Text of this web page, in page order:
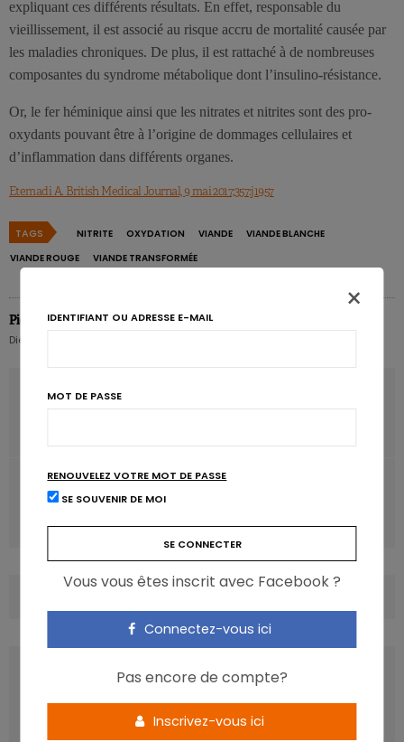
expliquant ces différents résultats. En effet, responsable du
vieillissement, il est associé au risque accru de mortalité causée par
les maladies chroniques. De plus, il est rattaché à de nombreuses
composantes du syndrome métabolique dont l’insulino-résistance.
Or, le fer héminique ainsi que les nitrates et nitrites sont des pro-
oxydants pouvant être à l’origine de dommages cellulaires et
d’inflammation dans différents organes.
Etemadi A. British Medical Journal, 9 mai 2017;357:j1957
TAGS NITRITE OXYDATION VIANDE
VIANDE BLANCHE
VIANDE ROUGE
VIANDE TRANSFORMÉE
Pierre Pérochon
Diététicien nutritionniste hospitalier
La pause de midi chez l’enfant, une question de
ARTICLE SUIVANT
Consommation modérée d'alcool: pas de bénéfice pour
le cœur
×
IDENTIFIANT OU ADRESSE E-MAIL
MOT DE PASSE
RENOUVELEZ VOTRE MOT DE PASSE
SE SOUVENIR DE MOI
Vous vous êtes inscrit avec Facebook ?
Connectez-vous ici
Pas encore de compte?
Inscrivez-vous ici